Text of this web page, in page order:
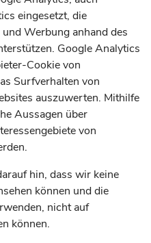
eingesetzt, die
Werbung anhand des
Google Analytics
Cookie von
Surfverhalten von
auszuwerten. Mithilfe
Aussagen über
von
hin, dass wir keine
können und die
nicht auf
können.